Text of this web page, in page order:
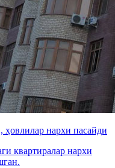
нархи пасайди
квартиралар нархи